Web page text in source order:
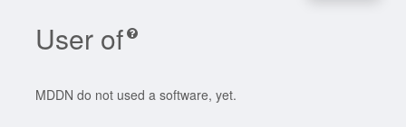
User of
MDDN do not used a software, yet.